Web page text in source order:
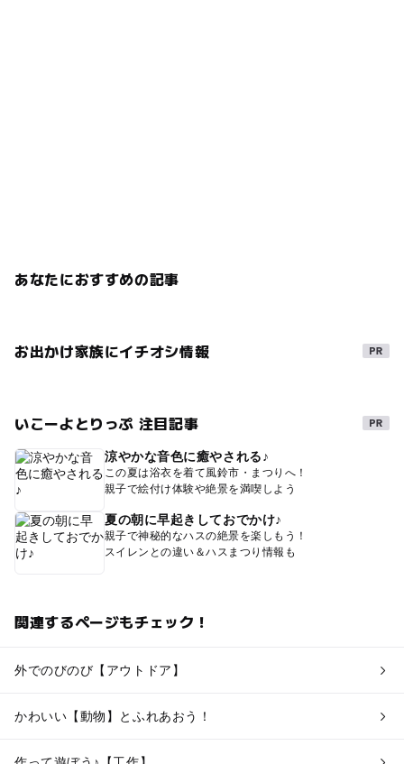
あなたにおすすめの記事
お出かけ家族にイチオシ情報
いこーよとりっぷ 注目記事
涼やかな音色に癒やされる♪
この夏は浴衣を着て風鈴市・まつりへ！
親子で絵付け体験や絶景を満喫しよう
夏の朝に早起きしておでかけ♪
親子で神秘的なハスの絶景を楽しもう！
スイレンとの違い＆ハスまつり情報も
関連するページもチェック！
外でのびのび【アウトドア】
かわいい【動物】とふれあおう！